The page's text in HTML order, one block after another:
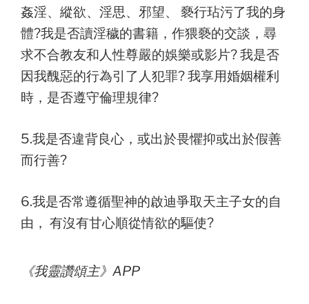
姦淫、縱欲、淫思、邪望、 褻行玷污了我的身
體?我是否讀淫穢的書籍，作猥褻的交談，尋
求不合教友和人性尊嚴的娛樂或影片? 我是否
因我醜惡的行為引了人犯罪? 我享用婚姻權利
時，是否遵守倫理規律?
5.我是否違背良心，或出於畏懼抑或出於假善
而行善?
6.我是否常遵循聖神的啟迪爭取天主子女的自
由， 有沒有甘心順從情欲的驅使?
《我靈讚頌主》APP